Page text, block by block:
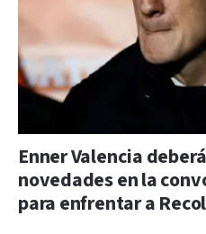
Enner Valencia
novedades en la
para enfrentar a